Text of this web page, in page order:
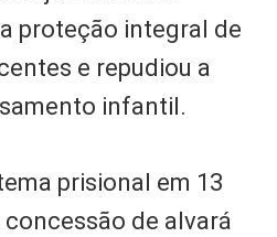
proteção integral de
e repudiou a
infantil.
prisional em 13
de alvará